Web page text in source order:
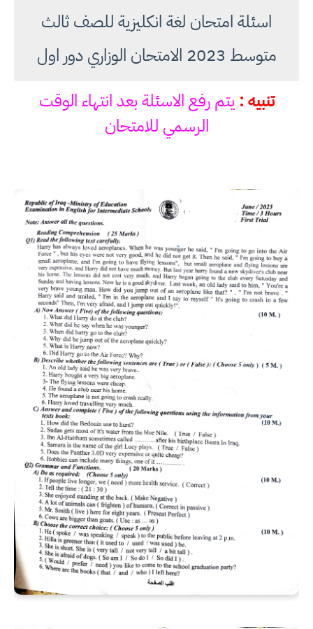
اسئلة امتحان لغة انكليزية للصف ثالث
متوسط 2023 الامتحان الوزاري دور اول
تنبيه : يتم رفع الاسئلة بعد انتهاء الوقت
الرسمي للامتحان